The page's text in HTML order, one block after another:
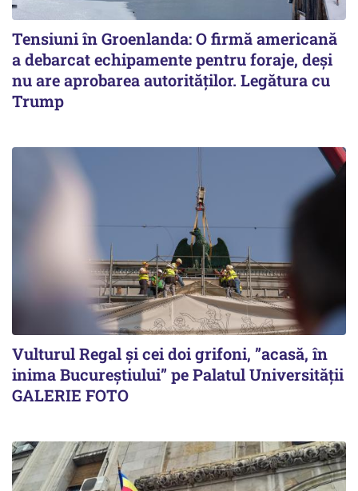
Tensiuni în Groenlanda: O firmă americană
a debarcat echipamente pentru foraje, deși
nu are aprobarea autorităților. Legătura cu
Trump
Vulturul Regal și cei doi grifoni, ”acasă, în
inima Bucureștiului” pe Palatul Universității
GALERIE FOTO